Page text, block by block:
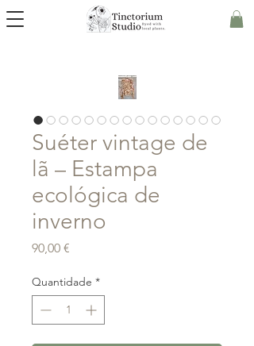
Suéter vintage de
lã – Estampa
ecológica de
inverno
90,00 €
Quantidade *